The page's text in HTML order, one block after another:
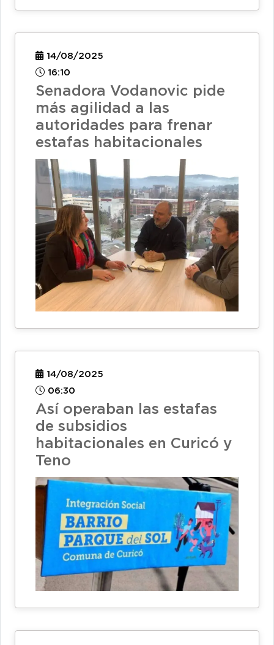
14/08/2025
16:10
Senadora Vodanovic pide
más agilidad a las
autoridades para frenar
estafas habitacionales
14/08/2025
06:30
Así operaban las estafas
de subsidios
habitacionales en Curicó y
Teno